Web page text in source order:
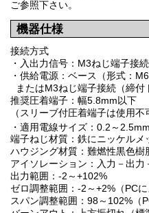
ご参照下さい。
機器仕様
接続方式
・入出力信号：M3ねじ端子接
・供給電源：ベース（形式：
またはM3ねじ端子接続（締付
推奨圧着端子：幅5.8mm以下
（スリーブ付圧着端子は使用不
・適用電線サイズ：0.2～2.5mm
端子ねじ材質：鉄にニッケルメ
ハウジング材質：難燃性黒色樹
アイソレーション：入力－出力
出力範囲：-2～+102%
ゼロ調整範囲：-2～+2%（PCに
スパン調整範囲：98～102%（